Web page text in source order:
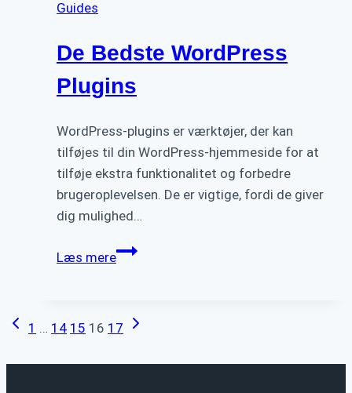
Guides
De Bedste WordPress
Plugins
WordPress-plugins er værktøjer, der kan
tilføjes til din WordPress-hjemmeside for at
tilføje ekstra funktionalitet og forbedre
brugeroplevelsen. De er vigtige, fordi de giver
dig mulighed…
Læs mereDe
Side
navigation
Forrige
1 … 14 15 16 17
Næste